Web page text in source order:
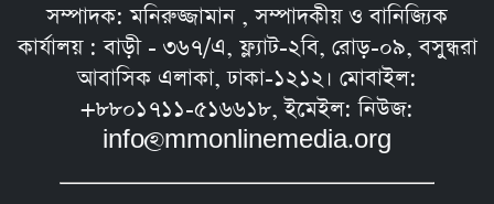
সম্পাদক: মনিরুজ্জামান , সম্পাদকীয় ও বানিজ্যিক
কার্যালয় : বাড়ী - ৩৬৭/এ, ফ্ল্যাট-২বি, রোড়-০৯, বসুন্ধরা
আবাসিক এলাকা, ঢাকা-১২১২। মোবাইল:
+৮৮০১৭১১-৫১৬৬১৮, ইমেইল: নিউজ:
info@mmonlinemedia.org